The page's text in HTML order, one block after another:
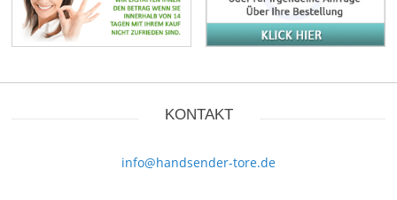
KONTAKT
info@handsender-tore.de